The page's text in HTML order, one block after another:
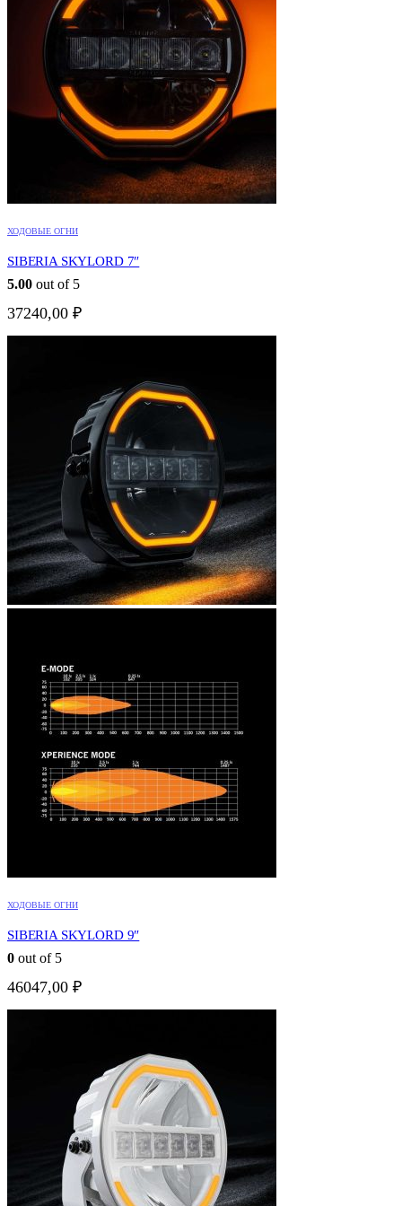
ХОДОВЫЕ ОГНИ
SIBERIA SKYLORD 7″
5.00 out of 5
37240,00 ₽
ХОДОВЫЕ ОГНИ
SIBERIA SKYLORD 9″
0 out of 5
46047,00 ₽